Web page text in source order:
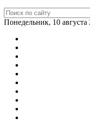
Понедельник, 10 августа